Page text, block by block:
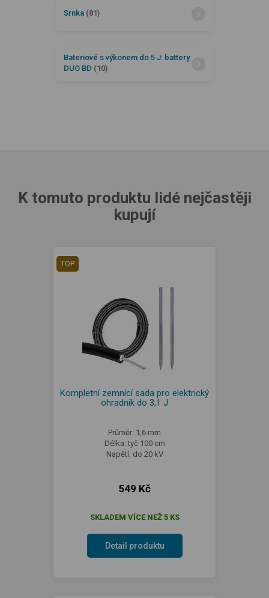
Srnka (81)
Bateriové s výkonem do 5 J: battery
DUO BD (10)
K tomuto produktu lidé nejčastěji
kupují
TOP
Kompletní zemnící sada pro elektrický
ohradník do 3,1 J
Průměr: 1,6 mm
Délka: tyč 100 cm
Napětí: do 20 kV
549 Kč
SKLADEM VÍCE NEŽ 5 KS
Detail produktu